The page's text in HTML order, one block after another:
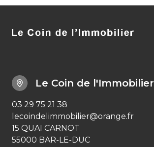
Le Coin de l'Immobilier
03 29 75 21 38
lecoindelimmobilier@orange.fr
15 QUAI CARNOT
55000 BAR-LE-DUC